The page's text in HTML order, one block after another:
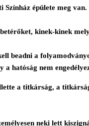
Színház épülete meg
kinek-kinek
beadni a
hatóság nem
a titkárság, a
neki lett